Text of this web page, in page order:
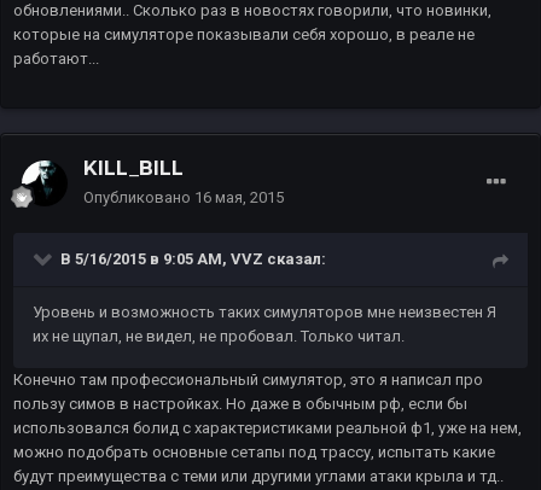
обновлениями.. Сколько раз в новостях говорили, что новинки,
которые на симуляторе показывали себя хорошо, в реале не
работают...
KILL_BILL
Опубликовано 16 мая, 2015
В 5/16/2015 в 9:05 AM, VVZ сказал:
Уровень и возможность таких симуляторов мне неизвестен Я
их не щупал, не видел, не пробовал. Только читал.
Конечно там профессиональный симулятор, это я написал про
пользу симов в настройках. Но даже в обычным рф, если бы
использовался болид с характеристиками реальной ф1, уже на нем,
можно подобрать основные сетапы под трассу, испытать какие
будут преимущества с теми или другими углами атаки крыла и тд..